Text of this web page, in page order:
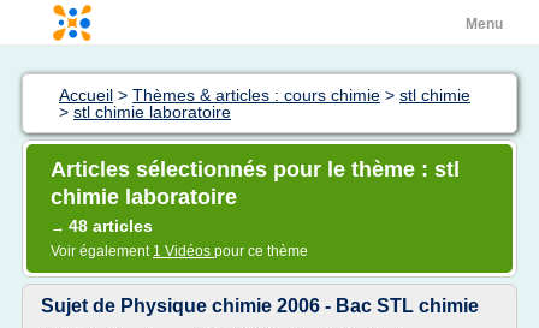
Menu
Accueil > Thèmes & articles : cours chimie > stl chimie
> stl chimie laboratoire
Articles sélectionnés pour le thème : stl
chimie laboratoire
→ 48 articles
Voir également 1 Vidéos pour ce thème
Sujet de Physique chimie 2006 - Bac STL chimie